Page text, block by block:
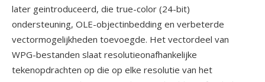
later geintroduceerd, die true-color (24-bit)
ondersteuning, OLE-objectinbedding en verbeterde
vectormogelijkheden toevoegde. Het vectordeel van
WPG-bestanden slaat resolutieonafhankelijke
tekenopdrachten op die op elke resolutie van het